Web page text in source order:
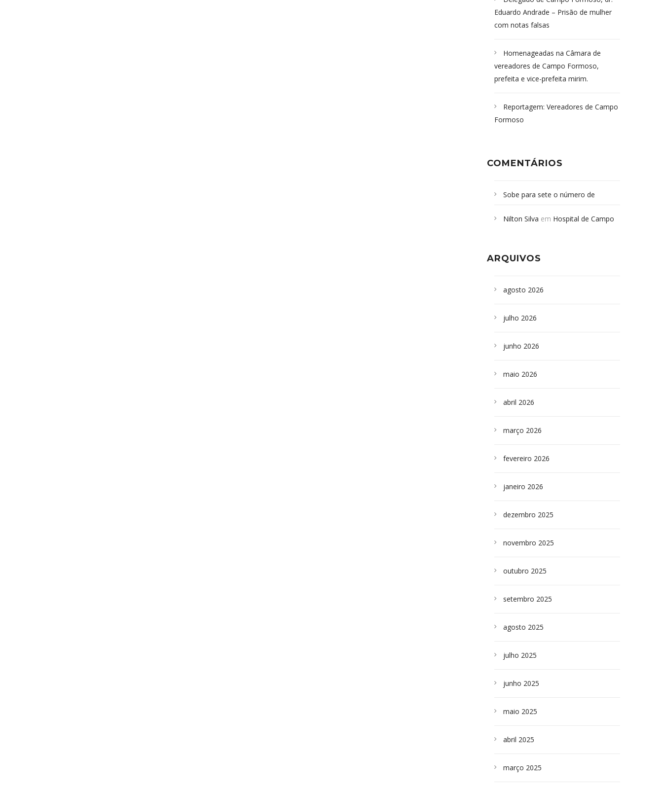
Eduardo Andrade – Prisão de mulher
com notas falsas
Homenageadas na Câmara de
vereadores de Campo Formoso,
prefeita e vice-prefeita mirim.
Reportagem: Vereadores de Campo
Formoso
COMENTÁRIOS
Sobe para sete o número de
desabamento em São Paulo - Revista
sepultados em SP
Nilton Silva em Hospital de Campo
ARQUIVOS
agosto 2026
julho 2026
junho 2026
maio 2026
abril 2026
março 2026
fevereiro 2026
janeiro 2026
dezembro 2025
novembro 2025
outubro 2025
setembro 2025
agosto 2025
julho 2025
junho 2025
maio 2025
abril 2025
março 2025